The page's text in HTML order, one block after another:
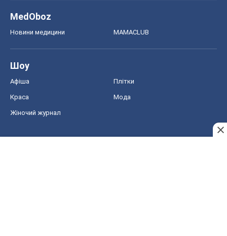
MedOboz
Новини медицини MAMACLUB
Шоу
Афіша Плітки
Краса Мода
Жіночий журнал